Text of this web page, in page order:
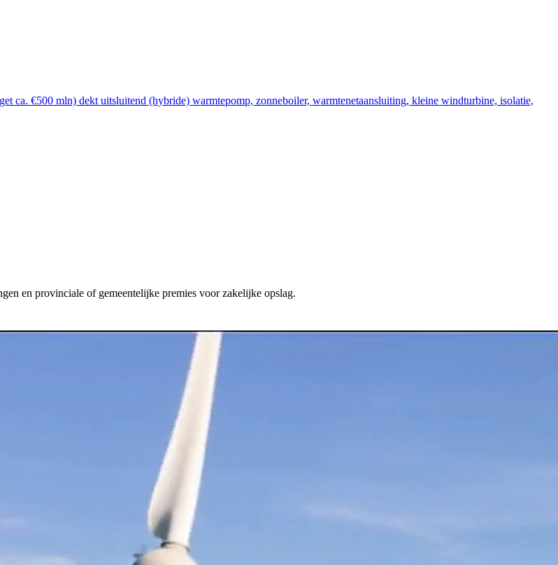
ca. €500 mln) dekt uitsluitend (hybride) warmtepomp, zonneboiler, warmtenetaansluiting, kleine windturbine, isolatie,
en provinciale of gemeentelijke premies voor zakelijke opslag.